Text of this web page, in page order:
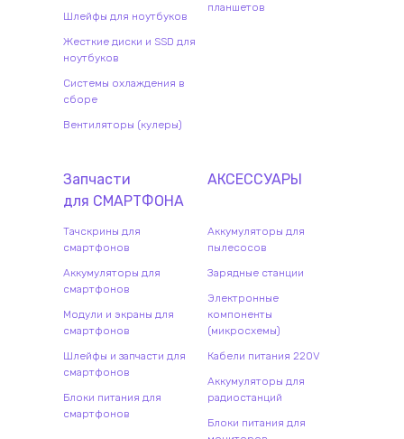
Шлейфы для ноутбуков
Жесткие диски и SSD для
ноутбуков
Системы охлаждения в
сборе
Вентиляторы (кулеры)
планшетов
Запчасти
для СМАРТФОНА
Тачскрины для
смартфонов
Аккумуляторы для
смартфонов
Модули и экраны для
смартфонов
Шлейфы и запчасти для
смартфонов
Блоки питания для
смартфонов
АКСЕССУАРЫ
Аккумуляторы для
пылесосов
Зарядные станции
Электронные
компоненты
(микросхемы)
Кабели питания 220V
Аккумуляторы для
радиостанций
Блоки питания для